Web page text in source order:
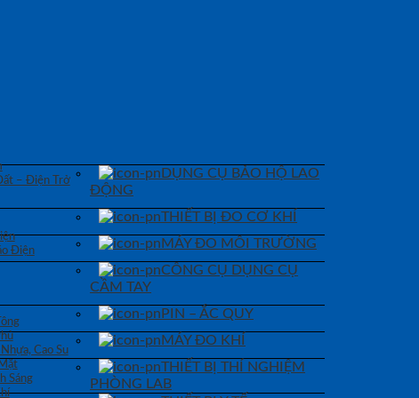
– Điện Trở
DỤNG CỤ BẢO HỘ LAO
ĐỘNG
Điện
THIẾT BỊ ĐO CƠ KHÍ
Cao Su
MÁY ĐO MÔI TRƯỜNG
Sáng
CÔNG CỤ DỤNG CỤ
CẦM TAY
PIN – ẮC QUY
MÁY ĐO KHÍ
THIẾT BỊ THÍ NGHIỆM
PHÒNG LAB